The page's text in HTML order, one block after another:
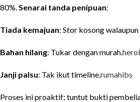
80%.Senarai tanda penipuan:
Tiada kemajuan: Stor kosong
Bahan hilang: Tukar dengan murah.
Janji palsu: Tak ikut timeline.rumahibs
Proses ini proaktif; tuntut bukti